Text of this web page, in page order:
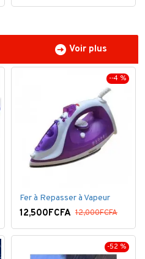
Voir plus
--4 %
Fer à Repasser à Vapeur
12,500FCFA 12,000FCFA
-52 %